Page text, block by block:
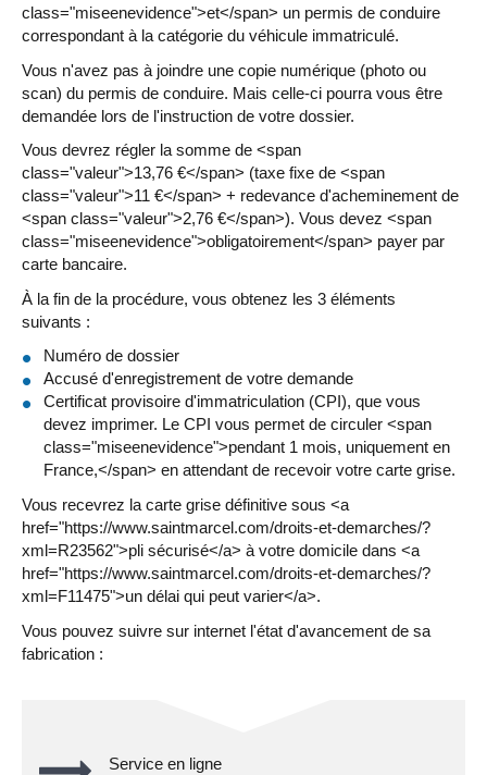
class="miseenevidence">et</span> un permis de conduire
correspondant à la catégorie du véhicule immatriculé.
Vous n'avez pas à joindre une copie numérique (photo ou
scan) du permis de conduire. Mais celle-ci pourra vous être
demandée lors de l'instruction de votre dossier.
Vous devrez régler la somme de <span
class="valeur">13,76 €</span> (taxe fixe de <span
class="valeur">11 €</span> + redevance d'acheminement de
<span class="valeur">2,76 €</span>). Vous devez <span
class="miseenevidence">obligatoirement</span> payer par
carte bancaire.
À la fin de la procédure, vous obtenez les 3 éléments
suivants :
Numéro de dossier
Accusé d'enregistrement de votre demande
Certificat provisoire d'immatriculation (CPI), que vous
devez imprimer. Le CPI vous permet de circuler <span
class="miseenevidence">pendant 1 mois, uniquement en
France,</span> en attendant de recevoir votre carte grise.
Vous recevrez la carte grise définitive sous <a
href="https://www.saintmarcel.com/droits-et-demarches/?
xml=R23562">pli sécurisé</a> à votre domicile dans <a
href="https://www.saintmarcel.com/droits-et-demarches/?
xml=F11475">un délai qui peut varier</a>.
Vous pouvez suivre sur internet l'état d'avancement de sa
fabrication :
Service en ligne